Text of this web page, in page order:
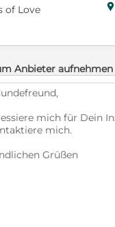
of Love 
Anbieter aufnehmen